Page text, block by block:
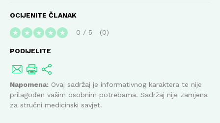
OCIJENITE ČLANAK
★ ★ ★ ★ ★ 0 / 5 0
PODIJELITE
Napomena: Ovaj sadržaj je informativnog karaktera te nije
prilagođen vašim osobnim potrebama. Sadržaj nije zamjena
za stručni medicinski savjet.